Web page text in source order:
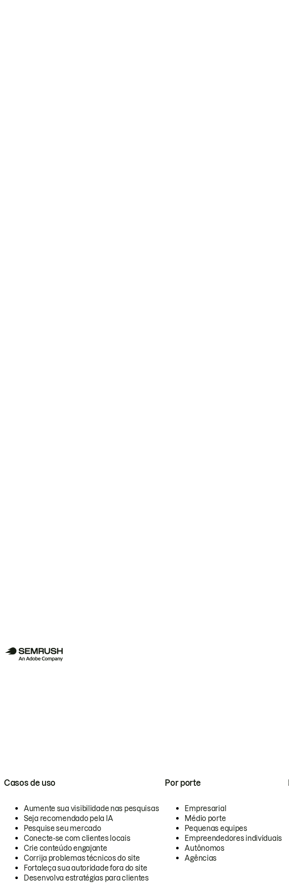
Casos de uso
Aumente sua visibilidade nas pesquisas
Seja recomendado pela IA
Pesquise seu mercado
Conecte-se com clientes locais
Crie conteúdo engajante
Corrija problemas técnicos do site
Fortaleça sua autoridade fora do site
Desenvolva estratégias para clientes
Por porte
Empresarial
Médio porte
Pequenas equipes
Empreendedores individuais
Autônomos
Agências